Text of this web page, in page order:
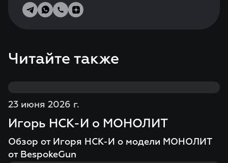
Читайте также
23 июня 2026 г.
Игорь НСК-И о МОНОЛИТ
Обзор от Игоря НСК-И о модели МОНОЛИТ
от BespokeGun